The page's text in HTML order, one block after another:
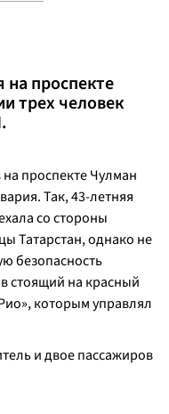
проспекте
трех человек
на проспекте Чулман
Так, 43-летняя
со стороны
Татарстан, однако не
безопасность
стоящий на красный
которым управлял
и двое пассажиров